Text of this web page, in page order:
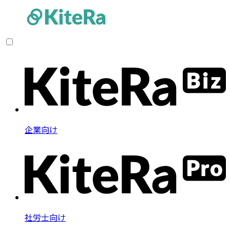
企業向け
社労士向け